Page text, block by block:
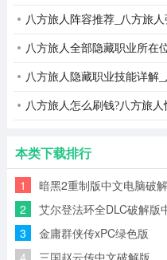
八方旅人阵容推荐_八方旅
八方旅人全部隐藏职业所在
八方旅人隐藏职业技能详解
八方旅人怎么刷钱?八方旅
本类下载排行
1 暗黑2重制版中文电脑破
2 艾尔登法环全DLC破解版
3 金庸群侠传xPC绿色版